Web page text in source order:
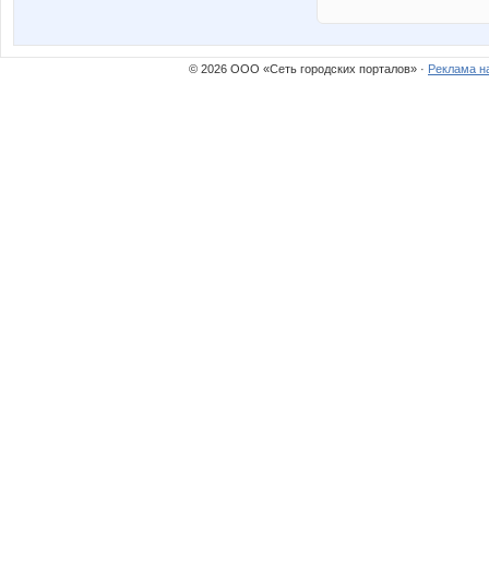
© 2026 ООО «Сеть городских порталов» · Реклама